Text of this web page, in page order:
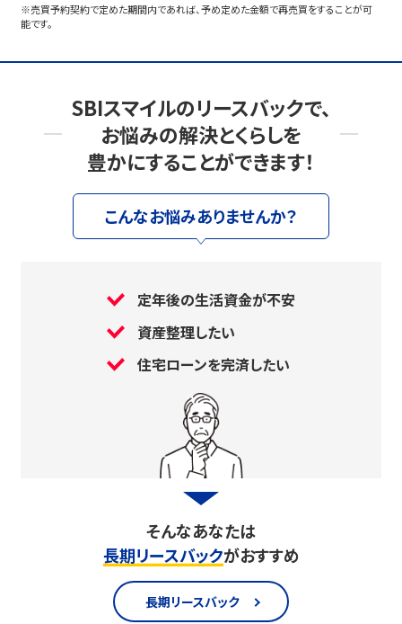
※売買予約契約で定めた期間内であれば、予め定めた金額で再売買をすることが可
能です。
SBIスマイルのリースバックで、
お悩みの解決とくらしを
豊かにすることができます！
こんなお悩みありませんか？
定年後の生活資金が不安
資産整理したい
住宅ローンを完済したい
そんなあなたは
長期リースバックがおすすめ
長期リースバック